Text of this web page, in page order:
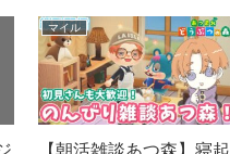
クレジットカード